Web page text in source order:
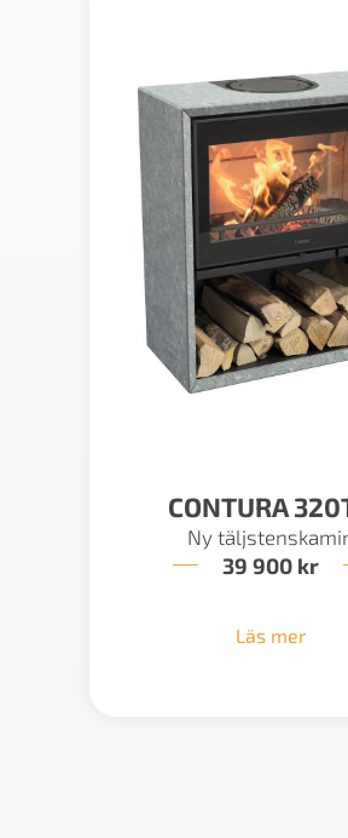
CONTURA
Ny
39 900 kr
Läs mer